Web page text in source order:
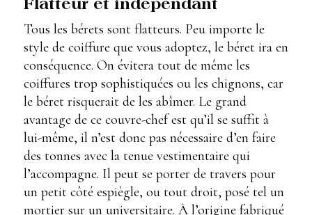
Flatteur et indépendant
Tous les bérets sont flatteurs. Peu importe le
style de coiffure que vous adoptez, le béret ira en
conséquence. On évitera tout de même les
coiffures trop sophistiquées ou les chignons, car
le béret risquerait de les abîmer. Le grand
avantage de ce couvre-chef est qu’il se suffit à
lui-même, il n’est donc pas nécessaire d’en faire
des tonnes avec la tenue vestimentaire qui
l’accompagne. Il peut se porter de travers pour
un petit côté espiègle, ou tout droit, posé tel un
mortier sur un universitaire. À l’origine fabriqué